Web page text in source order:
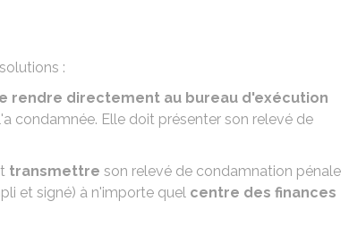
solutions :
rendre directement au bureau d'exécution
condamnée. Elle doit présenter son relevé de
transmettre son relevé de condamnation pénale
et signé) à n'importe quel centre des finances